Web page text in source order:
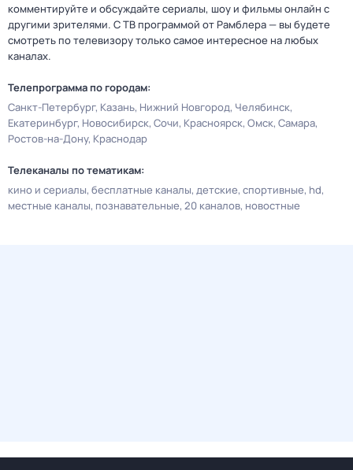
комментируйте и обсуждайте сериалы, шоу и фильмы онлайн с
другими зрителями. С ТВ программой от Рамблера — вы будете
смотреть по телевизору только самое интересное на любых
каналах.
Телепрограмма по городам:
Санкт-Петербург Казань Нижний Новгород Челябинск
Екатеринбург Новосибирск Сочи Красноярск Омск Самара
Ростов-на-Дону Краснодар
Телеканалы по тематикам:
кино и сериалы бесплатные каналы детские спортивные hd
местные каналы познавательные 20 каналов новостные